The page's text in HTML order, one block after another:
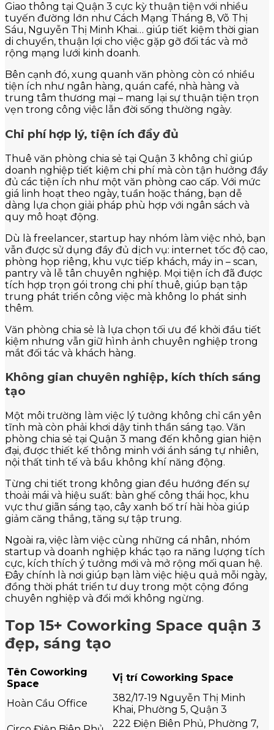
Giao thông tại Quận 3 cực kỳ thuận tiện với nhiều
tuyến đường lớn như Cách Mạng Tháng 8, Võ Thị
Sáu, Nguyễn Thị Minh Khai… giúp tiết kiệm thời gian
di chuyển, thuận lợi cho việc gặp gỡ đối tác và mở
rộng mạng lưới kinh doanh.
Bên cạnh đó, xung quanh văn phòng còn có nhiều
tiện ích như ngân hàng, quán café, nhà hàng và
trung tâm thương mại – mang lại sự thuận tiện trọn
vẹn trong công việc lẫn đời sống thường ngày.
Chi phí hợp lý, tiện ích đầy đủ
Thuê văn phòng chia sẻ tại Quận 3 không chỉ giúp
doanh nghiệp tiết kiệm chi phí mà còn tận hưởng đầy
đủ các tiện ích như một văn phòng cao cấp. Với mức
giá linh hoạt theo ngày, tuần hoặc tháng, bạn dễ
dàng lựa chọn giải pháp phù hợp với ngân sách và
quy mô hoạt động.
Dù là freelancer, startup hay nhóm làm việc nhỏ, bạn
vẫn được sử dụng đầy đủ dịch vụ: internet tốc độ cao,
phòng họp riêng, khu vực tiếp khách, máy in – scan,
pantry và lễ tân chuyên nghiệp. Mọi tiện ích đã được
tích hợp trọn gói trong chi phí thuê, giúp bạn tập
trung phát triển công việc mà không lo phát sinh
thêm.
Văn phòng chia sẻ là lựa chọn tối ưu để khởi đầu tiết
kiệm nhưng vẫn giữ hình ảnh chuyên nghiệp trong
mắt đối tác và khách hàng.
Không gian chuyên nghiệp, kích thích sáng
tạo
Một môi trường làm việc lý tưởng không chỉ cần yên
tĩnh mà còn phải khơi dậy tinh thần sáng tạo. Văn
phòng chia sẻ tại Quận 3 mang đến không gian hiện
đại, được thiết kế thông minh với ánh sáng tự nhiên,
nội thất tinh tế và bầu không khí năng động.
Từng chi tiết trong không gian đều hướng đến sự
thoải mái và hiệu suất: bàn ghế công thái học, khu
vực thư giãn sáng tạo, cây xanh bố trí hài hòa giúp
giảm căng thẳng, tăng sự tập trung.
Ngoài ra, việc làm việc cùng những cá nhân, nhóm
startup và doanh nghiệp khác tạo ra năng lượng tích
cực, kích thích ý tưởng mới và mở rộng mối quan hệ.
Đây chính là nơi giúp bạn làm việc hiệu quả mỗi ngày,
đồng thời phát triển tư duy trong một cộng đồng
chuyên nghiệp và đổi mới không ngừng.
Top 15+ Coworking Space quận 3
đẹp, sáng tạo
Tên Coworking
Space
Vị trí Coworking Space
Hoàn Cầu Office
382/17-19 Nguyễn Thị Minh
Khai, Phường 5, Quận 3
222 Điện Biên Phủ, Phường 7,